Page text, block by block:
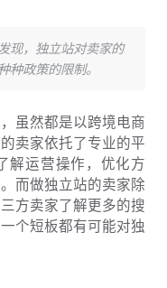
现，独立站对卖家的
种政策的限制。
虽然都是以跨境电商
卖家依托了专业的平
解运营操作，优化方
而做独立站的卖家除
方卖家了解更多的搜
个短板都有可能对独